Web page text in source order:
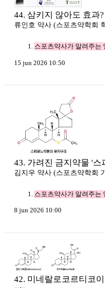
44. 삼키지 않아도 효과
류인호 약사 (스포츠약학회
스포츠약사가 알려주는
15 jun 2026 10:50
43. 가려진 금지약물 '스
김지우 약사 (스포츠약학회
스포츠약사가 알려주는
8 jun 2026 10:00
42. 미네랄로코르티코